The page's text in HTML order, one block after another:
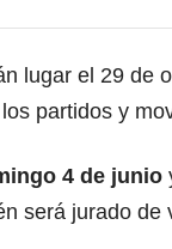
lugar el 29 de
partidos y
4 de junio
será jurado de